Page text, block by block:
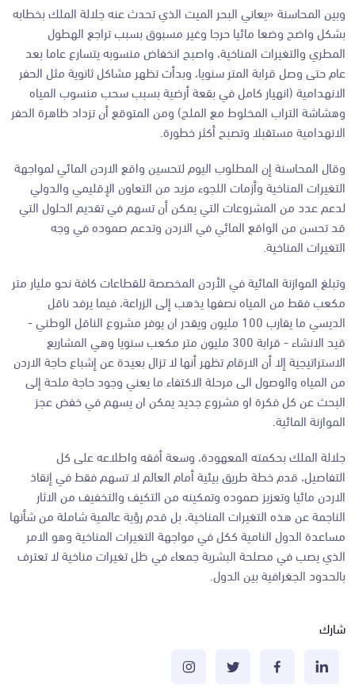
وبين المحاسنة «يعاني البحر الميت الذي تحدث عنه جلالة الملك بخطابه
بشكل واضح وضعا مائيا حرجا وغير مسبوق بسبب تراجع الهطول
المطري والتغيرات المناخية، واصبح انخفاض منسوبه يتسارع عاما بعد
عام حتى وصل قرابة المتر سنويا، وبدأت تظهر مشاكل ثانوية مثل الحفر
الانهدامية (انهيار كامل في بقعة أرضية بسبب سحب منسوب المياه
وهشاشة التراب المخلوط مع الملح) ومن المتوقع أن تزداد ظاهرة الحفر
الانهدامية مستقبلا وتصبح أكثر خطورة.
وقال المحاسنة إن المطلوب اليوم لتحسين واقع الاردن المائي لمواجهة
التغيرات المناخية وأزمات اللجوء مزيد من التعاون الإقليمي والدولي
لدعم عدد من المشروعات التي يمكن أن تسهم في تقديم الحلول التي
قد تحسن من الواقع المائي في الاردن وتدعم صموده في وجه
التغيرات المناخية.
وتبلغ الموازنة المائية في الأردن المخصصة للقطاعات كافة نحو مليار متر
مكعب فقط من المياه نصفها يذهب إلى الزراعة، فيما يرفد ناقل
الديسي ما يقارب 100 مليون ويقدر ان يوفر مشروع الناقل الوطني -
قيد الانشاء - قرابة 300 مليون متر مكعب سنويا وهي المشاريع
الاستراتيجية إلا أن الارقام تظهر أنها لا تزال بعيدة عن إشباع حاجة الاردن
من المياه والوصول الى مرحلة الاكتفاء ما يعني وجود حاجة ملحة إلى
البحث عن كل فكرة او مشروع جديد يمكن ان يسهم في خفض عجز
الموازنة المائية.
جلالة الملك بحكمته المعهودة، وسعة أفقه واطلاعه على كل
التفاصيل، قدم خطة طريق بيئية أمام العالم لا تسهم فقط في إنقاذ
الاردن مائيا وتعزيز صموده وتمكينه من التكيف والتخفيف من الاثار
الناجمة عن هذه التغيرات المناخية، بل قدم رؤية عالمية شاملة من شأنها
مساعدة الدول النامية ككل في مواجهة التغيرات المناخية وهو الامر
الذي يصب في مصلحة البشرية جمعاء في ظل تغيرات مناخية لا تعترف
بالحدود الجغرافية بين الدول.
شارك